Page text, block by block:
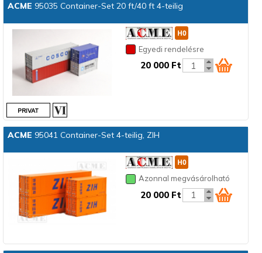
ACME 95035 Container-Set 20 ft/40 ft 4-teilig
Egyedi rendelésre
20 000 Ft
ACME 95041 Container-Set 4-teilig, ZIH
Azonnal megvásárolható
20 000 Ft